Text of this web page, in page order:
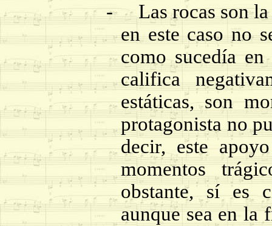
-
Las rocas son
en este caso no
como sucedía
califica
estáticas, son
protagonista no
decir, este
momentos
obstante, sí es
aunque sea en la